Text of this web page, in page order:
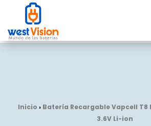
Inicio › Batería Recargable Vapcell T8
3.6V Li-ion